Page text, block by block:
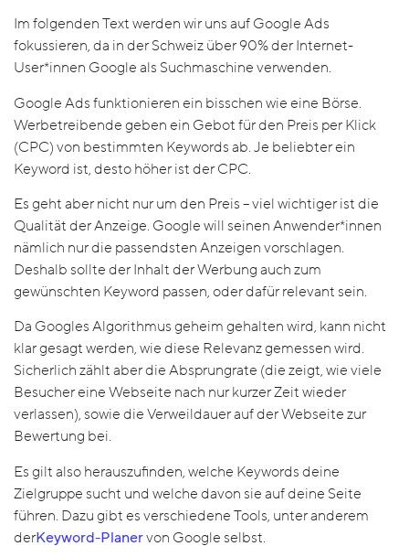
Im folgenden Text werden wir uns auf Google Ads
fokussieren, da in der Schweiz über 90% der Internet-
User*innen Google als Suchmaschine verwenden.
Google Ads funktionieren ein bisschen wie eine Börse.
Werbetreibende geben ein Gebot für den Preis per Klick
(CPC) von bestimmten Keywords ab. Je beliebter ein
Keyword ist, desto höher ist der CPC.
Es geht aber nicht nur um den Preis – viel wichtiger ist die
Qualität der Anzeige. Google will seinen Anwender*innen
nämlich nur die passendsten Anzeigen vorschlagen.
Deshalb sollte der Inhalt der Werbung auch zum
gewünschten Keyword passen, oder dafür relevant sein.
Da Googles Algorithmus geheim gehalten wird, kann nicht
klar gesagt werden, wie diese Relevanz gemessen wird.
Sicherlich zählt aber die Absprungrate (die zeigt, wie viele
Besucher eine Webseite nach nur kurzer Zeit wieder
verlassen), sowie die Verweildauer auf der Webseite zur
Bewertung bei.
Es gilt also herauszufinden, welche Keywords deine
Zielgruppe sucht und welche davon sie auf deine Seite
führen. Dazu gibt es verschiedene Tools, unter anderem
derKeyword-Planervon Google selbst.